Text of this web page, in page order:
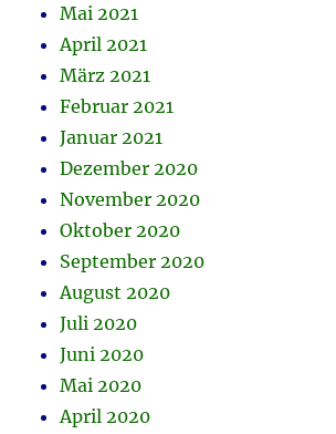
Mai 2021
April 2021
März 2021
Februar 2021
Januar 2021
Dezember 2020
November 2020
Oktober 2020
September 2020
August 2020
Juli 2020
Juni 2020
Mai 2020
April 2020